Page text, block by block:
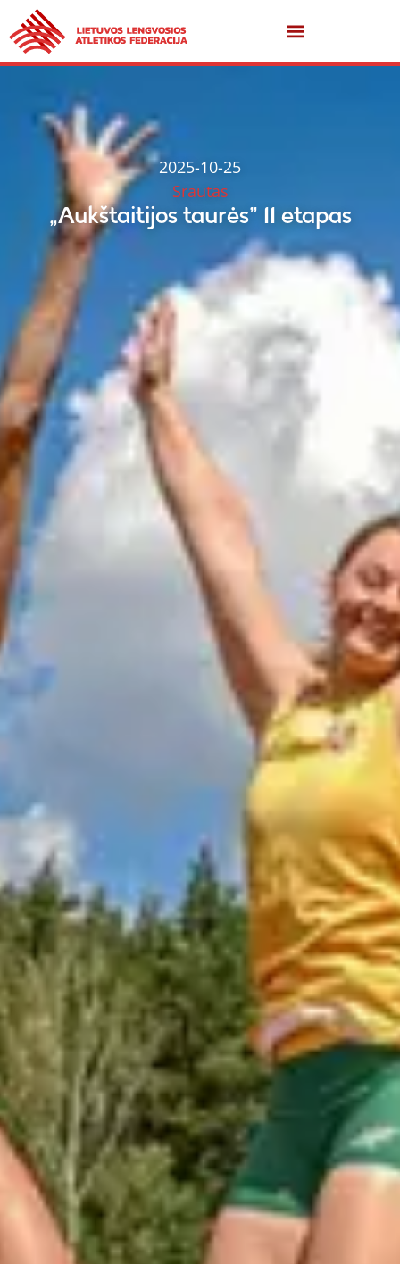
2025-10-25
Srautas
„Aukštaitijos taurės” II etapas